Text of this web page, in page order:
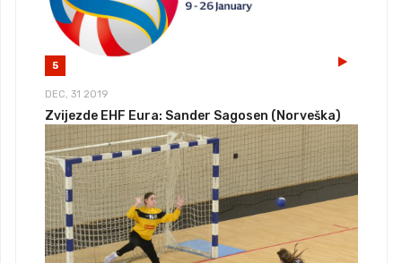
5
DEC, 31 2019
Zvijezde EHF Eura: Sander Sagosen (Norveška)